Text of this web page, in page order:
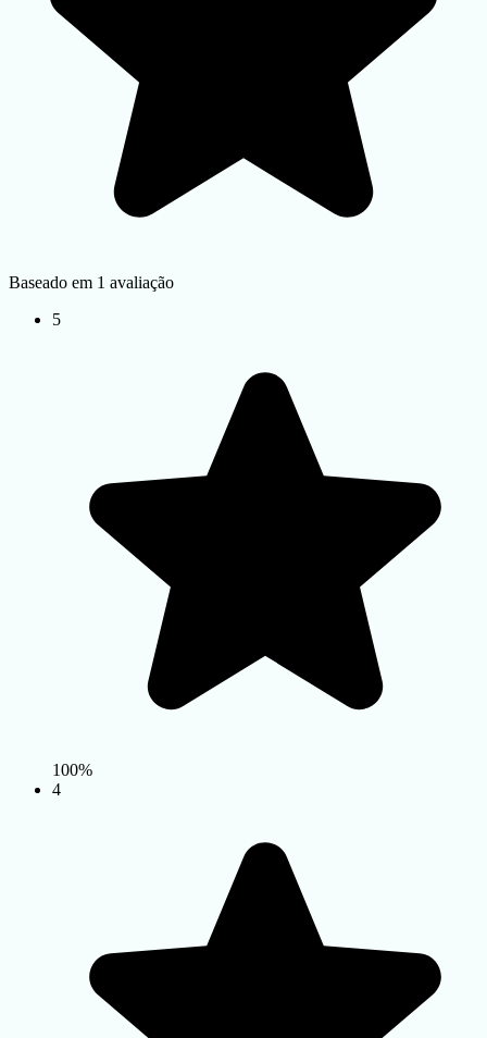
Baseado em 1 avaliação
5
100%
4